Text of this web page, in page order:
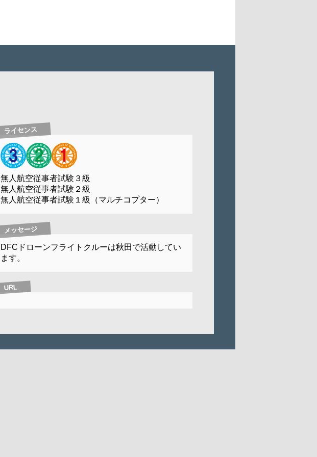
ライセンス
無人航空従事者試験３級
無人航空従事者試験２級
無人航空従事者試験１級（マルチコプター）
メッセージ
DFCドローンフライトクルーは秋田で活動してい
ます。
URL